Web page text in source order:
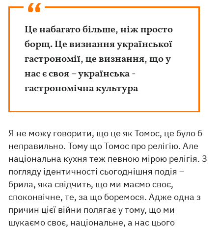
Це набагато більше, ніж просто
борщ. Це визнання української
гастрономії, це визнання, що у
нас є своя – українська -
гастрономічна культура
Я не можу говорити, що це як Томос, це було б
неправильно. Тому що Томос про релігію. Але
національна кухня теж певною мірою релігія. З
погляду ідентичності сьогоднішня подія –
брила, яка свідчить, що ми маємо своє,
споконвічне, те, за що боремося. Адже одна з
причин цієї війни полягає у тому, що ми
шукаємо своє, національне, а нас цього